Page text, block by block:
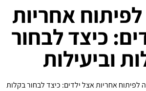
אחריות
כיצד לבחור
וביעילות
לפיתוח אחריות אצל ילדים: כיצד לבחור בקלות